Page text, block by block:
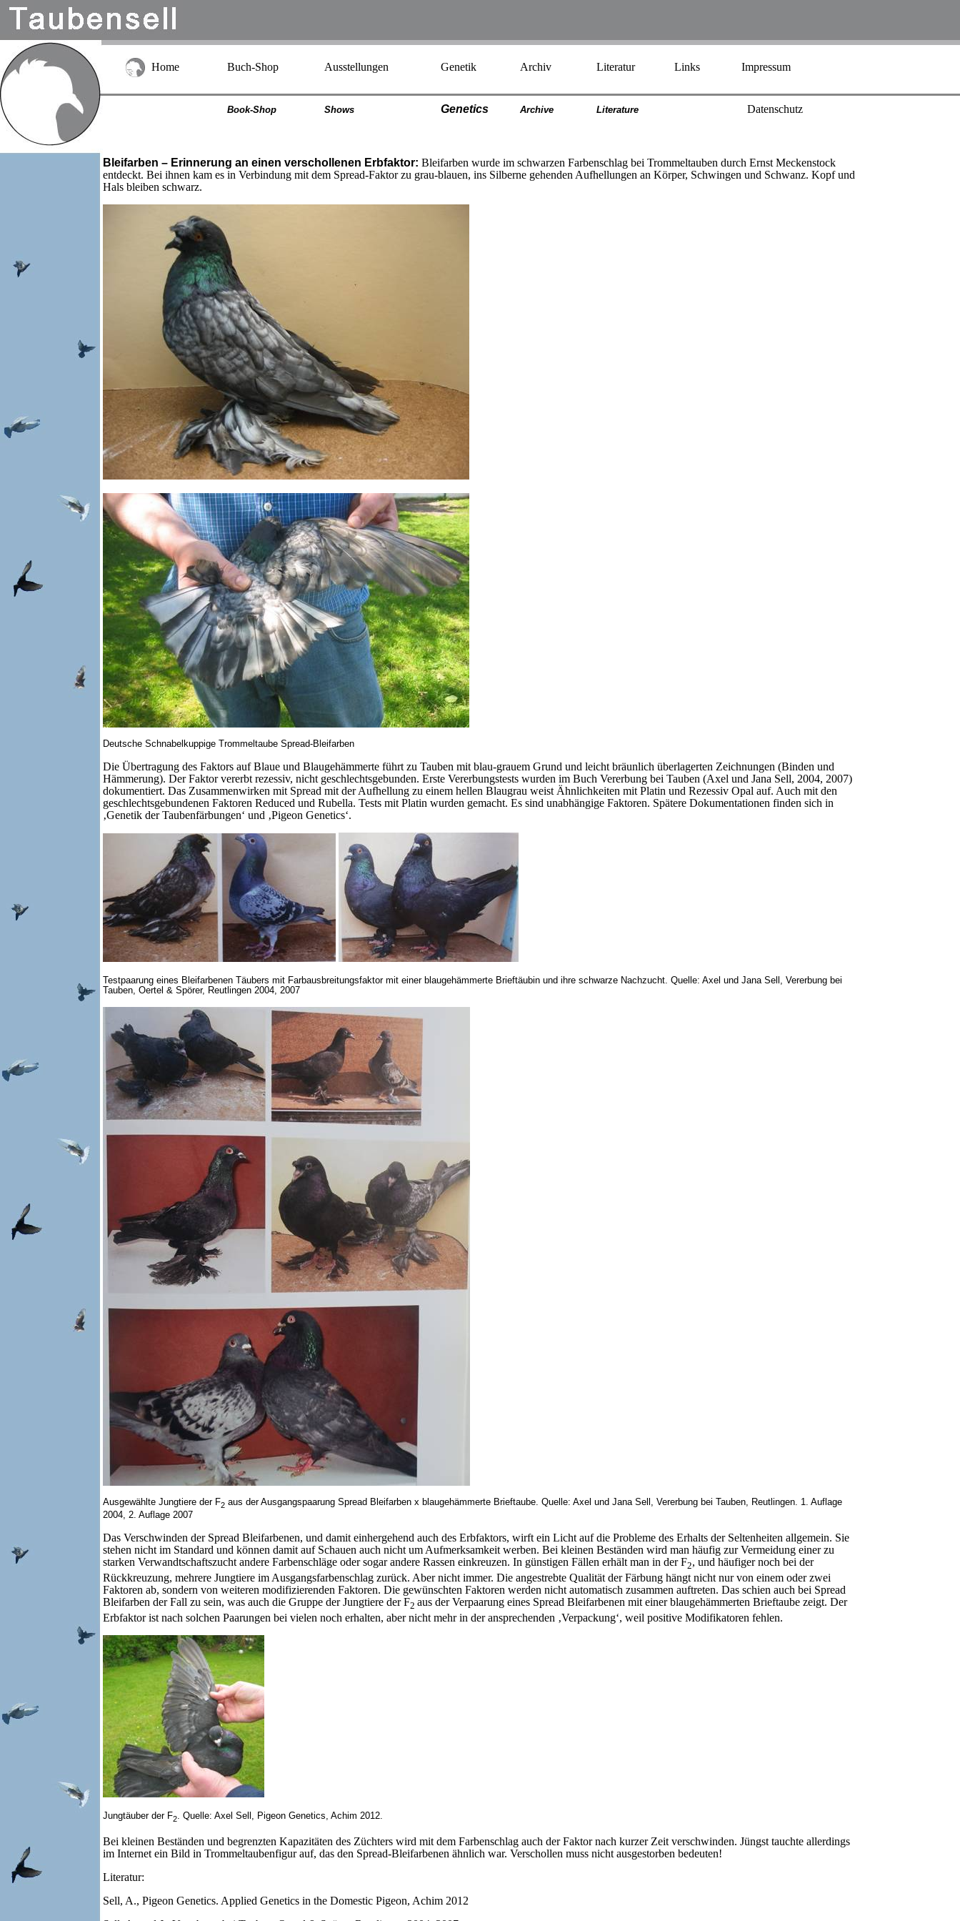
Home Buch-Shop Ausstellungen Genetik Archiv Literatur Links Impressum
Book-Shop Shows Genetics Archive Literature Datenschutz
Bleifarben – Erinnerung an einen verschollenen Erbfaktor: Bleifarben wurde im schwarzen Farbenschlag bei Trommeltauben durch Ernst Meckenstock
entdeckt. Bei ihnen kam es in Verbindung mit dem Spread-Faktor zu grau-blauen, ins Silberne gehenden Aufhellungen an Körper, Schwingen und Schwanz. Kopf und
Hals bleiben schwarz.
Deutsche Schnabelkuppige Trommeltaube Spread-Bleifarben
Die Übertragung des Faktors auf Blaue und Blaugehämmerte führt zu Tauben mit blau-grauem Grund und leicht bräunlich überlagerten Zeichnungen (Binden und
Hämmerung). Der Faktor vererbt rezessiv, nicht geschlechtsgebunden. Erste Vererbungstests wurden im Buch Vererbung bei Tauben (Axel und Jana Sell, 2004, 2007)
dokumentiert. Das Zusammenwirken mit Spread mit der Aufhellung zu einem hellen Blaugrau weist Ähnlichkeiten mit Platin und Rezessiv Opal auf. Auch mit den
geschlechtsgebundenen Faktoren Reduced und Rubella. Tests mit Platin wurden gemacht. Es sind unabhängige Faktoren. Spätere Dokumentationen finden sich in
‚Genetik der Taubenfärbungen‘ und ‚Pigeon Genetics‘.
Testpaarung eines Bleifarbenen Täubers mit Farbausbreitungsfaktor mit einer blaugehämmerte Brieftäubin und ihre schwarze Nachzucht. Quelle: Axel und Jana Sell, Vererbung bei
Tauben, Oertel & Spörer, Reutlingen 2004, 2007
Ausgewählte Jungtiere der F2 aus der Ausgangspaarung Spread Bleifarben x blaugehämmerte Brieftaube. Quelle: Axel und Jana Sell, Vererbung bei Tauben, Reutlingen. 1. Auflage
2004, 2. Auflage 2007
Das Verschwinden der Spread Bleifarbenen, und damit einhergehend auch des Erbfaktors, wirft ein Licht auf die Probleme des Erhalts der Seltenheiten allgemein. Sie
stehen nicht im Standard und können damit auf Schauen auch nicht um Aufmerksamkeit werben. Bei kleinen Beständen wird man häufig zur Vermeidung einer zu
starken Verwandtschaftszucht andere Farbenschläge oder sogar andere Rassen einkreuzen. In günstigen Fällen erhält man in der F2, und häufiger noch bei der
Rückkreuzung, mehrere Jungtiere im Ausgangsfarbenschlag zurück. Aber nicht immer. Die angestrebte Qualität der Färbung hängt nicht nur von einem oder zwei
Faktoren ab, sondern von weiteren modifizierenden Faktoren. Die gewünschten Faktoren werden nicht automatisch zusammen auftreten. Das schien auch bei Spread
Bleifarben der Fall zu sein, was auch die Gruppe der Jungtiere der F2 aus der Verpaarung eines Spread Bleifarbenen mit einer blaugehämmerten Brieftaube zeigt. Der
Erbfaktor ist nach solchen Paarungen bei vielen noch erhalten, aber nicht mehr in der ansprechenden ‚Verpackung‘, weil positive Modifikatoren fehlen.
Jungtäuber der F2. Quelle: Axel Sell, Pigeon Genetics, Achim 2012.
Bei kleinen Beständen und begrenzten Kapazitäten des Züchters wird mit dem Farbenschlag auch der Faktor nach kurzer Zeit verschwinden. Jüngst tauchte allerdings
im Internet ein Bild in Trommeltaubenfigur auf, das den Spread-Bleifarbenen ähnlich war. Verschollen muss nicht ausgestorben bedeuten!
Literatur:
Sell, A., Pigeon Genetics. Applied Genetics in the Domestic Pigeon, Achim 2012